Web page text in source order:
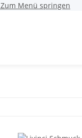
Zum Menü springen